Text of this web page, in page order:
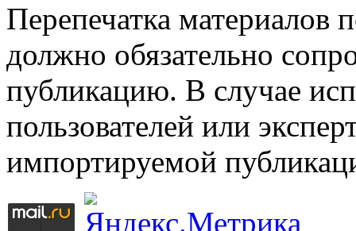
Перепечатка материалов
должно обязательно
публикацию. В случае
пользователей или
импортируемой